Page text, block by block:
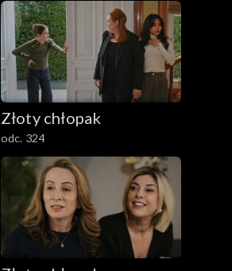
Złoty chłopak
odc. 324